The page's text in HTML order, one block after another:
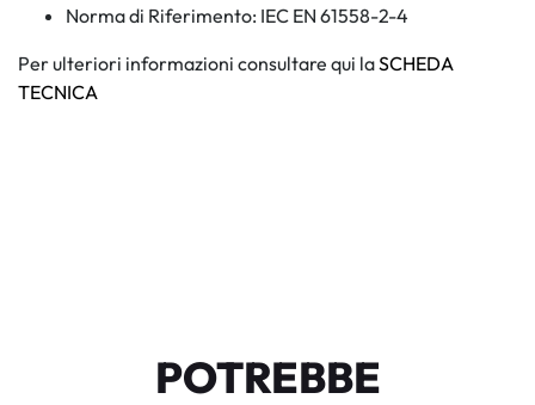
Norma di Riferimento: IEC EN 61558-2-4
Per ulteriori informazioni consultare qui laSCHEDA
TECNICA
POTREBBE